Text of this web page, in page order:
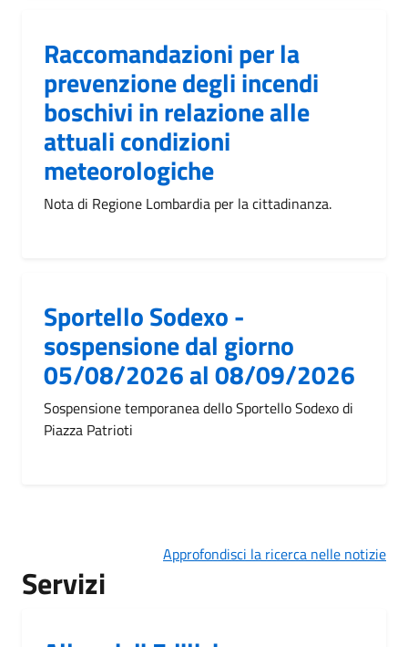
Raccomandazioni per la
prevenzione degli incendi
boschivi in relazione alle
attuali condizioni
meteorologiche
Nota di Regione Lombardia per la cittadinanza.
Sportello Sodexo -
sospensione dal giorno
05/08/2026 al 08/09/2026
Sospensione temporanea dello Sportello Sodexo di
Piazza Patrioti
Approfondisci la ricerca nelle notizie
Servizi